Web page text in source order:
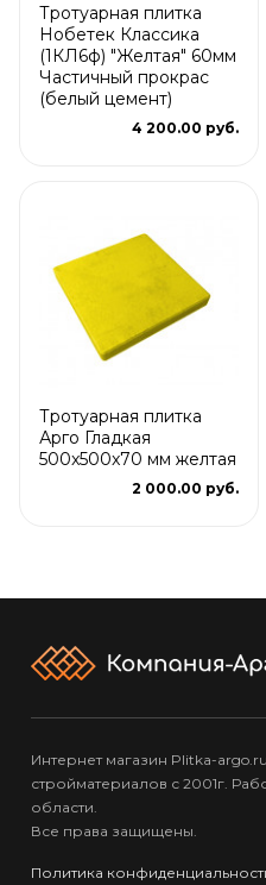
Тротуарная плитка
Нобетек Классика
(1КЛ6ф) "Желтая" 60мм
Частичный прокрас
(белый цемент)
4 200.00 руб.
Тротуарная плитка
Арго Гладкая
500x500x70 мм желтая
2 000.00 руб.
Интернет магазин Plitka-
стройматериалов с 2001г.
области.
Все права защищены.
Политика